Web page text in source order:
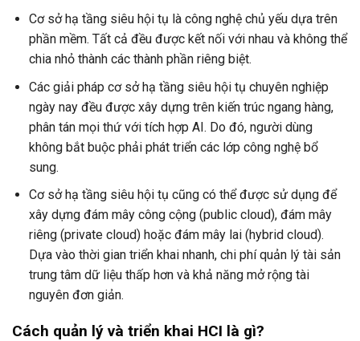
Cơ sở hạ tầng siêu hội tụ là công nghệ chủ yếu dựa trên
phần mềm. Tất cả đều được kết nối với nhau và không thể
chia nhỏ thành các thành phần riêng biệt.
Các giải pháp cơ sở hạ tầng siêu hội tụ chuyên nghiệp
ngày nay đều được xây dựng trên kiến trúc ngang hàng,
phân tán mọi thứ với tích hợp AI. Do đó, người dùng
không bắt buộc phải phát triển các lớp công nghệ bổ
sung.
Cơ sở hạ tầng siêu hội tụ cũng có thể được sử dụng để
xây dựng đám mây công cộng (public cloud), đám mây
riêng (private cloud) hoặc đám mây lai (hybrid cloud).
Dựa vào thời gian triển khai nhanh, chi phí quản lý tài sản
trung tâm dữ liệu thấp hơn và khả năng mở rộng tài
nguyên đơn giản.
Cách quản lý và triển khai HCI là gì?